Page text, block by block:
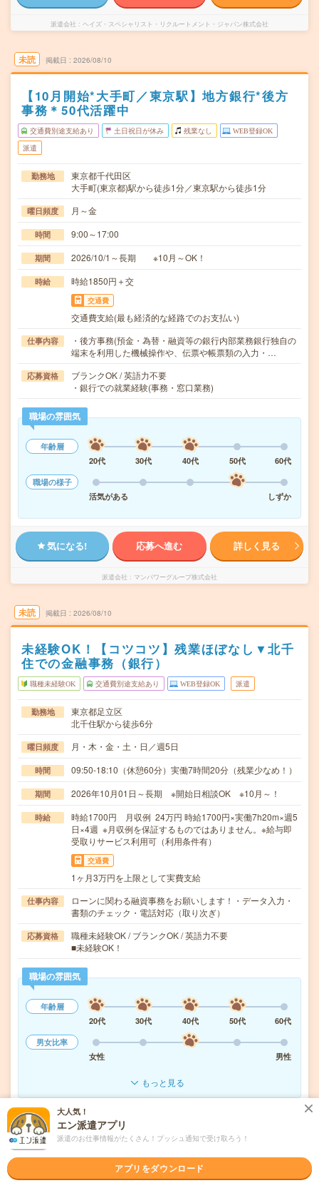
派遣会社 ヘイズ・スペシャリスト・リクルートメント・ジャパン株式会社
未読 掲載日 2026/08/10
【10月開始*大手町／東京駅】地方銀行*後方
事務＊50代活躍中
交通費別途支給あり 土日祝日が休み 残業なし WEB登録OK
派遣
勤務地
東京都千代田区
大手町(東京都)駅から徒歩1分／東京駅から徒歩1分
曜日頻度 月～金
時間 9:00～17:00
期間 2026/10/1～長期 ※10月～OK！
時給 時給1850円＋交
交通費
交通費支給(最も経済的な経路でのお支払い)
仕事内容
・後方事務(預金・為替・融資等の銀行内部業務銀行独自の
端末を利用した機械操作や、伝票や帳票類の入力・…
応募資格
ブランクOK / 英語力不要
・銀行での就業経験(事務・窓口業務)
職場の雰囲気
年齢層
20代
30代 40代 50代
60代
職場の様子
活気がある
しずか
気になる! 応募へ進む 詳しく見る
派遣会社 マンパワーグループ株式会社
未読 掲載日 2026/08/10
未経験OK！【コツコツ】残業ほぼなし▼北千
住での金融事務（銀行）
職種未経験OK 交通費別途支給あり WEB登録OK 派遣
勤務地
東京都足立区
北千住駅から徒歩6分
曜日頻度 月・木・金・土・日／週5日
時間 09:50-18:10（休憩60分）実働7時間20分（残業少なめ！）
期間 2026年10月01日～長期 ※開始日相談OK ※10月～！
時給
時給1700円 月収例 24万円 時給1700円×実働7h20m×週5
日×4週 ※月収例を保証するものではありません。※給与即
受取りサービス利用可（利用条件有）
交通費
1ヶ月3万円を上限として実費支給
仕事内容
ローンに関わる融資事務をお願いします！・データ入力・
書類のチェック・電話対応（取り次ぎ）
応募資格
職種未経験OK / ブランクOK / 英語力不要
■未経験OK！
職場の雰囲気
年齢層
20代
30代 40代 50代
60代
男女比率
女性
男性
もっと見る
気になる!
派遣会社 株式会社リクルートスタッフィング
大人気！
エン派遣アプリ
派遣のお仕事情報がたくさん！プッシュ通知で受け取ろう！
アプリをダウンロード